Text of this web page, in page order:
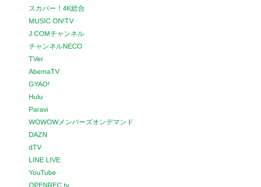
スカパー！4K総合
MUSIC ON!TV
J:COMチャンネル
チャンネルNECO
TVer
AbemaTV
GYAO!
Hulu
Paravi
WOWOWメンバーズオンデマンド
DAZN
dTV
LINE LIVE
YouTube
OPENREC.tv